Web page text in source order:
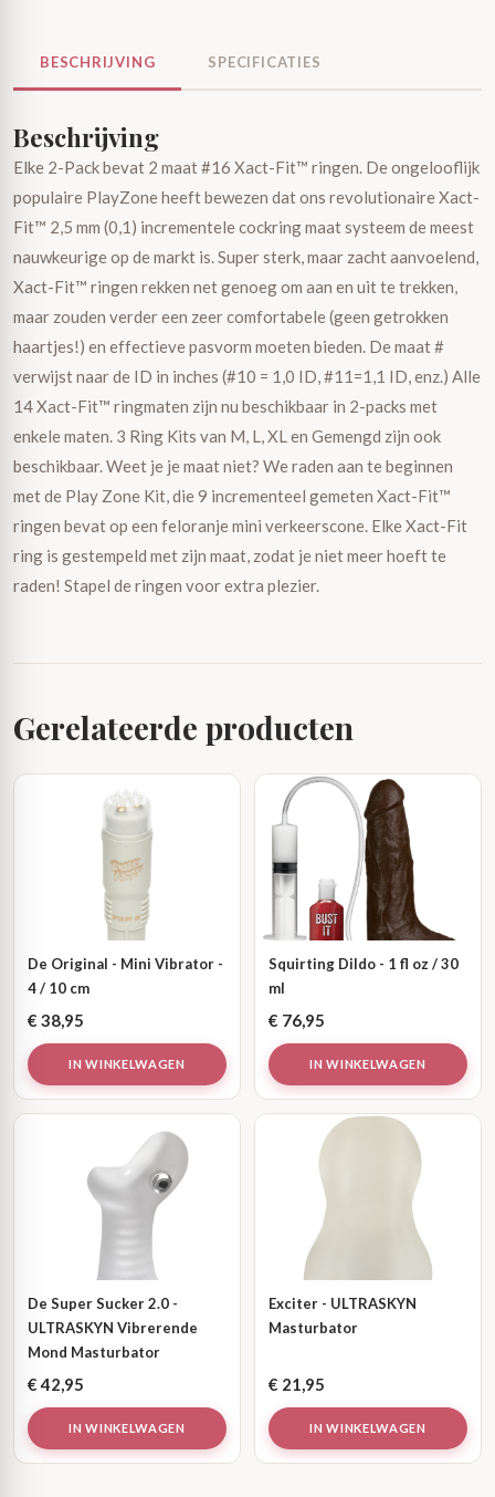
BESCHRIJVING SPECIFICATIES
Beschrijving
Elke 2-Pack bevat 2 maat #16 Xact-Fit™ ringen. De ongelooflijk
populaire PlayZone heeft bewezen dat ons revolutionaire Xact-
Fit™ 2,5 mm (0,1) incrementele cockring maat systeem de meest
nauwkeurige op de markt is. Super sterk, maar zacht aanvoelend,
Xact-Fit™ ringen rekken net genoeg om aan en uit te trekken,
maar zouden verder een zeer comfortabele (geen getrokken
haartjes!) en effectieve pasvorm moeten bieden. De maat #
verwijst naar de ID in inches (#10 = 1,0 ID, #11=1,1 ID, enz.) Alle
14 Xact-Fit™ ringmaten zijn nu beschikbaar in 2-packs met
enkele maten. 3 Ring Kits van M, L, XL en Gemengd zijn ook
beschikbaar. Weet je je maat niet? We raden aan te beginnen
met de Play Zone Kit, die 9 incrementeel gemeten Xact-Fit™
ringen bevat op een feloranje mini verkeerscone. Elke Xact-Fit
ring is gestempeld met zijn maat, zodat je niet meer hoeft te
raden! Stapel de ringen voor extra plezier.
Gerelateerde producten
De Original - Mini Vibrator -
4 / 10 cm
€ 38,95
IN WINKELWAGEN
Squirting Dildo - 1 fl oz / 30
ml
€ 76,95
IN WINKELWAGEN
De Super Sucker 2.0 -
ULTRASKYN Vibrerende
Mond Masturbator
€42,95
IN WINKELWAGEN
Exciter - ULTRASKYN
Masturbator
€ 21,95
IN WINKELWAGEN